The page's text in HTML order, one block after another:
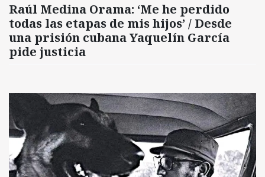
Raúl Medina Orama: ‘Me he perdido
todas las etapas de mis hijos’ / Desde
una prisión cubana Yaquelín García
pide justicia